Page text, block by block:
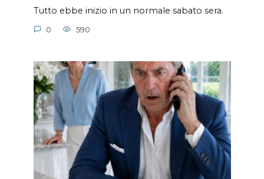
Tutto ebbe inizio in un normale sabato sera.
0 590